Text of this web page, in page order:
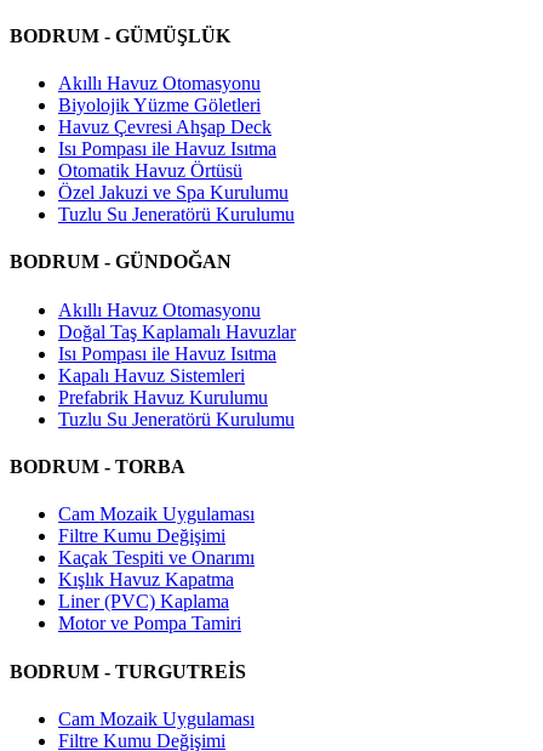
BODRUM - GÜMÜŞLÜK
Akıllı Havuz Otomasyonu
Biyolojik Yüzme Göletleri
Havuz Çevresi Ahşap Deck
Isı Pompası ile Havuz Isıtma
Otomatik Havuz Örtüsü
Özel Jakuzi ve Spa Kurulumu
Tuzlu Su Jeneratörü Kurulumu
BODRUM - GÜNDOĞAN
Akıllı Havuz Otomasyonu
Doğal Taş Kaplamalı Havuzlar
Isı Pompası ile Havuz Isıtma
Kapalı Havuz Sistemleri
Prefabrik Havuz Kurulumu
Tuzlu Su Jeneratörü Kurulumu
BODRUM - TORBA
Cam Mozaik Uygulaması
Filtre Kumu Değişimi
Kaçak Tespiti ve Onarımı
Kışlık Havuz Kapatma
Liner (PVC) Kaplama
Motor ve Pompa Tamiri
BODRUM - TURGUTREİS
Cam Mozaik Uygulaması
Filtre Kumu Değişimi